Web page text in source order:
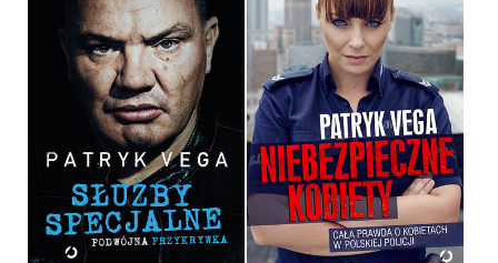
SŁUŻBY SPECJALNE
PATRYK VEGA
OPRAWA MIĘKKA
36,90 ZŁ
NIEBEZPIECZNE KOBIETY
PATRYK VEGA
39,90 ZŁ